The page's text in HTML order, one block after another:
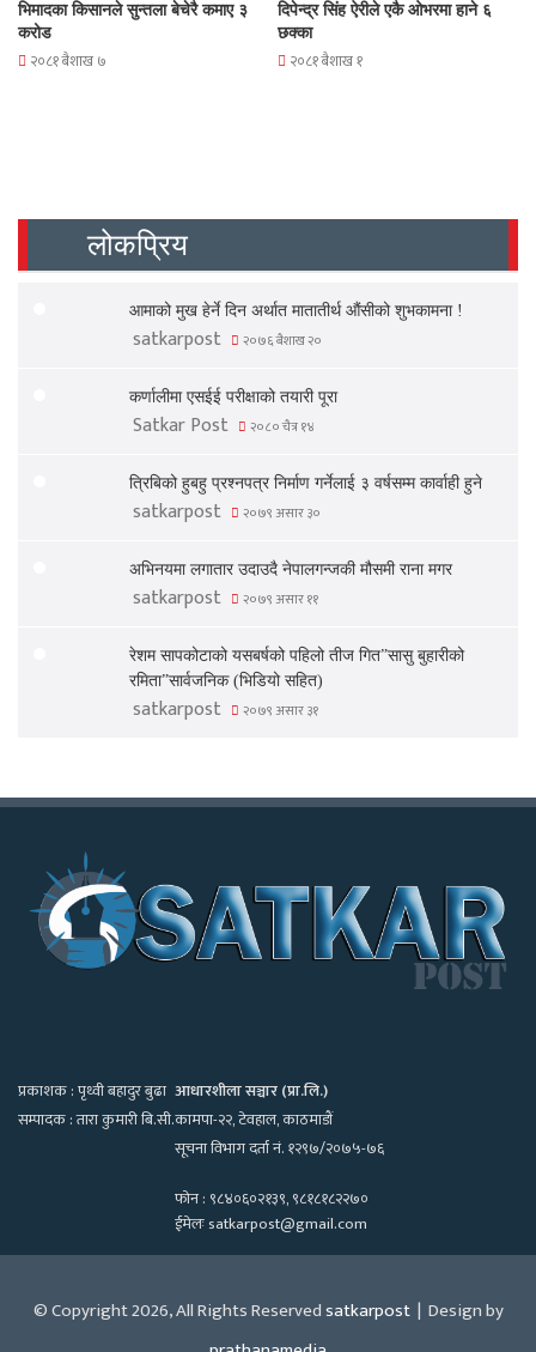
भिमादका किसानले सुन्तला बेचेरै कमाए ३
करोड
२०८१ बैशाख ७
दिपेन्द्र सिंह ऐरीले एकै ओभरमा हाने ६
छक्का
२०८१ बैशाख १
लोकप्रिय
आमाको मुख हेर्ने दिन अर्थात मातातीर्थ औंसीको शुभकामना !
satkarpost २०७६ बैशाख २०
कर्णालीमा एसईई परीक्षाको तयारी पूरा
Satkar Post २०८० चैत्र १४
त्रिबिको हुबहु प्रश्नपत्र निर्माण गर्नेलाई ३ वर्षसम्म कार्वाही हुने
satkarpost २०७९ असार ३०
अभिनयमा लगातार उदाउदै नेपालगन्जकी मौसमी राना मगर
satkarpost २०७९ असार ११
रेशम सापकोटाको यसबर्षको पहिलो तीज गित”सासु बुहारीको
रमिता”सार्वजनिक (भिडियो सहित)
satkarpost २०७९ असार ३१
प्रकाशक : पृथ्वी बहादुर बुढा
सम्पादक : तारा कुमारी बि.सी.
आधारशीला सञ्चार (प्रा.लि.)
कामपा-२२, टेवहाल, काठमाडाैं
सूचना विभाग दर्ता नं. १२९७/२०७५-७६
फोन : ९८४०६०२१३९, ९८१८१८२२७०
ईमेलः satkarpost@gmail.com
© Copyright 2026, All Rights Reservedsatkarpost | Design by